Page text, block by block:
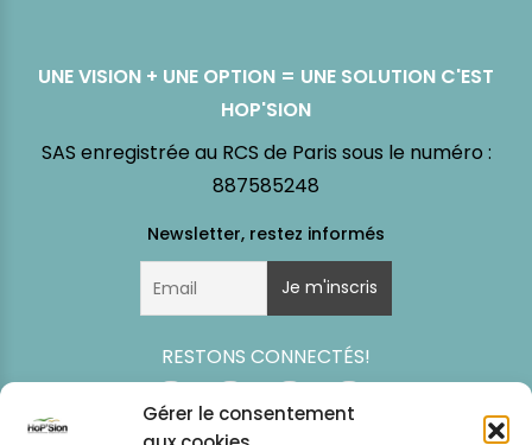
Gérer le consentement
UNE VISION + UNE OPTION = UNE SOLUTION C'EST
HOP'SION
SAS enregistrée au RCS de Paris sous le numéro :
887585248
RESTONS CONNECTÉS!